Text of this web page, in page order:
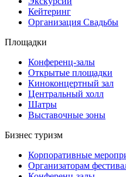
Кейтеринг
Организация Cвадьбы
Площадки
Конференц-залы
Открытые площадки
Киноконцертный зал
Центральный холл
Шатры
Выставочные зоны
Бизнес туризм
Корпоративные
Организаторам